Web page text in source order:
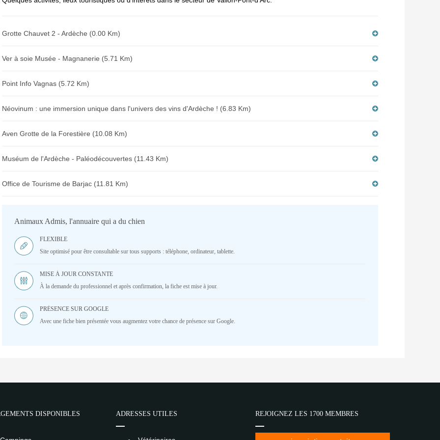
Grotte Chauvet 2 - Ardèche (0.00 Km)
Ver à soie Musée - Magnanerie (5.71 Km)
Point Info Vagnas (5.72 Km)
Néovinum : une immersion unique dans l'univers des vins d'Ardèche ! (6.83 Km)
Aven Grotte de la Forestière (10.08 Km)
Muséum de l'Ardèche - Paléodécouvertes (11.43 Km)
Office de Tourisme de Barjac (11.81 Km)
Animaux Admis, l'annuaire qui a du chien
FLEXIBLE
Site optimisé pour être consultable sur tous supports : téléphone, ordinateur, tablette.
MISE À JOUR CONSTANTE
À la demande du professionnel et après confirmation, la fiche est mise à jour.
PRÉSENCE SUR GOOGLE
Avec une fiche bien présentée vous augmentez votre chance de présence sur Google.
DISPONIBLES ADRESSES UTILES REJOIGNEZ LES 1700 MEMBRES